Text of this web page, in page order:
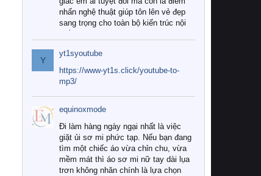
nhấn nghệ thuật giúp tôn lên vẻ đẹp
sang trọng cho toàn bộ kiến trúc nội
Tuy nhiên, giữa thị trường đa dạng
với vô vàn thương hiệu và mẫu mã
như hiện nay, làm thế nào để chọn
được những bộ chăn ga gối đệm cao
cấp thực sự chất lượng, phù hợp với
khí hậu và nhu cầu sử dụng của gia
đình? Hãy cùng chúng tôi đi tìm lời
giải đáp chi tiết qua bài viết dưới đây.
1. Tại sao các gia đình hiện đại lại ưa
chuộng chăn ga gối đệm cao cấp?
Y
yt1syoutube
https://www-yt1s.click/youtube-to-
mp3/
equinoxmode
Đi làm hàng ngày ngại nhất là việc
giặt ủi sơ mi phức tạp. Nếu bạn đang
tìm một chiếc áo vừa chỉn chu, vừa
mềm mát thì áo sơ mi nữ tay dài lụa
trơn không nhăn chính là lựa chọn